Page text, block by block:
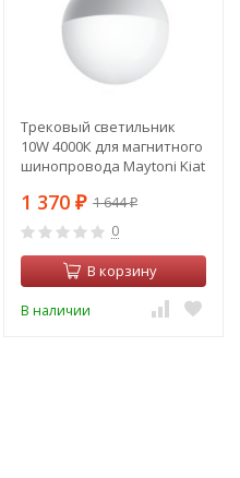
Трековый светильник
10W 4000К для магнитного
шинопровода Maytoni Kiat
1 370 ₽ 1 644₽
0
В корзину
В наличии